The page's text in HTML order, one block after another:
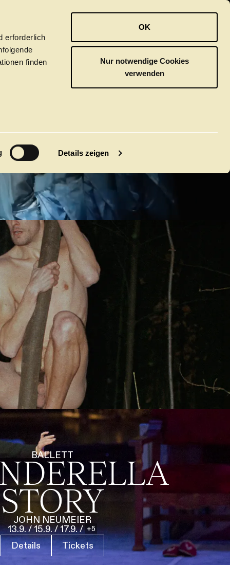
erforderlich
finden
Details zeigen
OK
Nur notwendige Cookies
verwenden
ORCHESTER
CLICK in
Kontakt
BALLETT
STORY
JOHN NEUMEIER
13.9./15.9./17.9./ 5
Details Tickets